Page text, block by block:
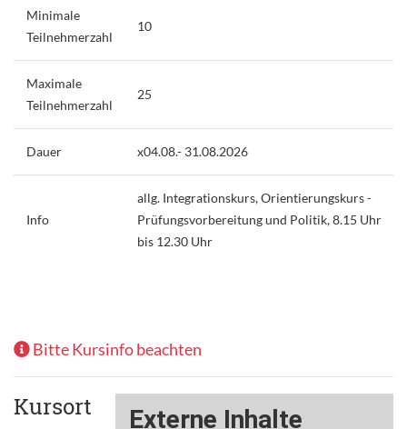
Minimale
Teilnehmerzahl
10
Maximale
Teilnehmerzahl
25
Dauer x04.08.- 31.08.2026
Info
allg. Integrationskurs, Orientierungskurs -
Prüfungsvorbereitung und Politik, 8.15 Uhr
bis 12.30 Uhr
Bitte Kursinfo beachten
Kursort